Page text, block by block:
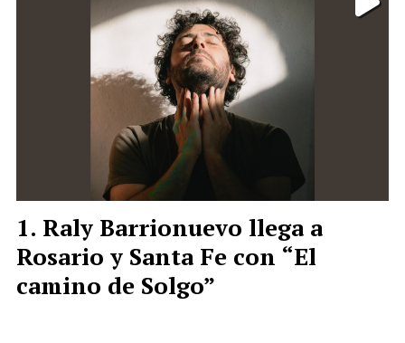
Raly Barrionuevo llega a
Rosario y Santa Fe con “El
camino de Solgo”